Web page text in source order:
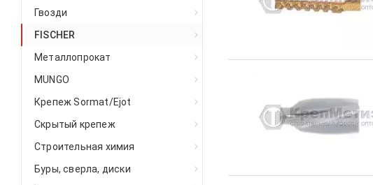
Гвозди
FISCHER
Металлопрокат
MUNGO
Крепеж Sormat/Ejot
Скрытый крепеж
Строительная химия
Буры, сверла, диски